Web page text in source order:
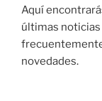
Aquí
últimas noticias
novedades.